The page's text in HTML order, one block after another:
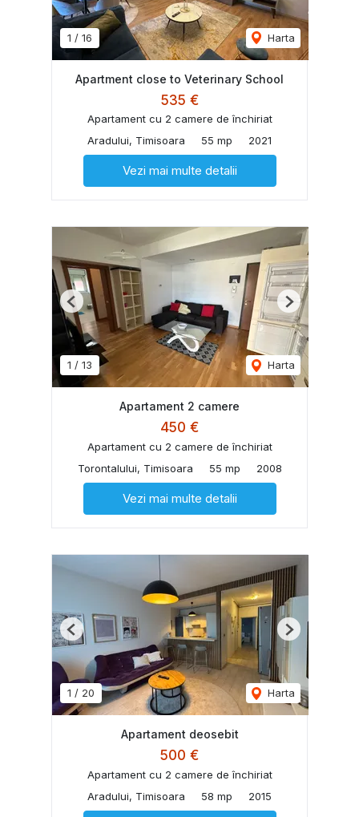
1 / 16 Harta
Apartment close to Veterinary School
535 €
Apartament cu 2 camere de închiriat
Aradului, Timisoara
55 mp 2021
Vezi mai multe detalii
1 / 13 Harta
Previous Next
Apartament 2 camere
450 €
Apartament cu 2 camere de închiriat
Torontalului, Timisoara
55 mp 2008
Vezi mai multe detalii
1 / 20 Harta
Previous Next
Apartament deosebit
500 €
Apartament cu 2 camere de închiriat
Aradului, Timisoara
58 mp 2015